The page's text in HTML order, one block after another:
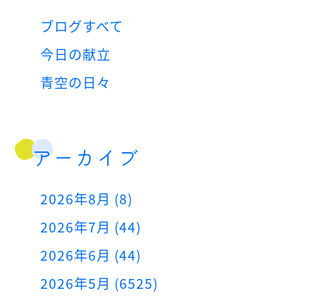
ブログすべて
今日の献立
青空の日々
アーカイブ
2026年8月 (8)
2026年7月 (44)
2026年6月 (44)
2026年5月 (6525)